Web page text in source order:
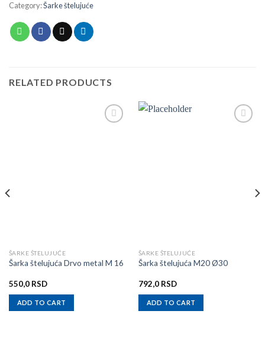
Category:Šarke štelujuće
RELATED PRODUCTS
ŠARKE ŠTELUJUĆE
Šarka štelujuća Drvo metal M 16
550,0 RSD
ADD TO CART
ŠARKE ŠTELUJUĆE
Šarka štelujuća M20 Ø30
792,0 RSD
ADD TO CART